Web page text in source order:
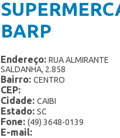
BARP
Endereço: RUA ALMIRANTE
SALDANHA, 2.858
Bairro: CENTRO
CEP:
Cidade: CAIBI
Estado: SC
Fone: (49) 3648-0139
E-mail: